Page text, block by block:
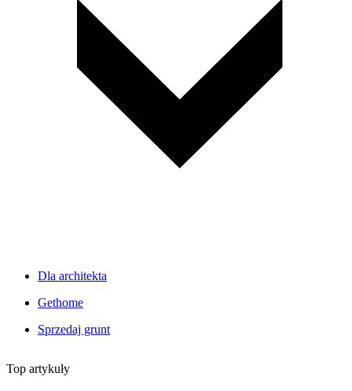
Dla architekta
Gethome
Sprzedaj grunt
Top artykuły